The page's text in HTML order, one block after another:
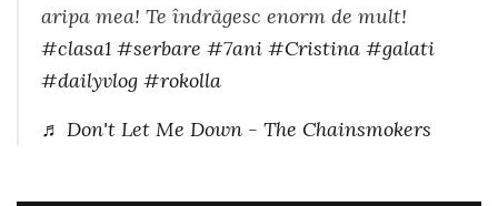
aripa mea! Te îndrăgesc enorm de mult!
#clasa1 #serbare #7ani #Cristina #galati
#dailyvlog #rokolla
♬ Don't Let Me Down - The Chainsmokers